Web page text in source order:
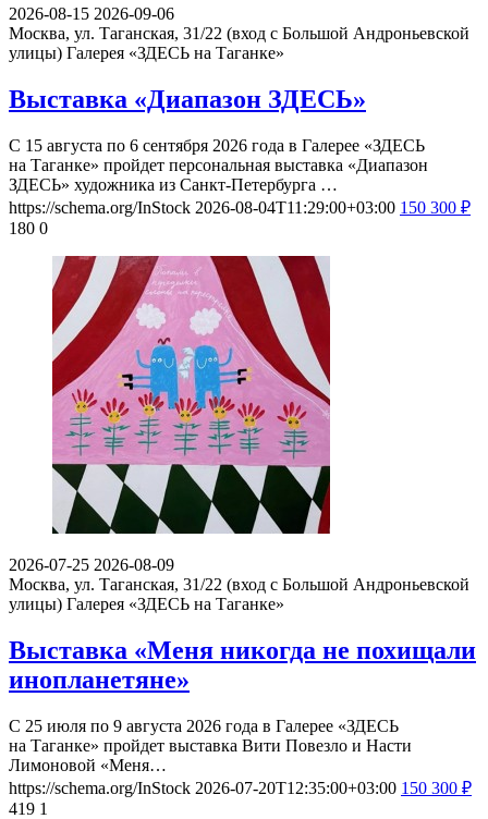
2026-08-15 2026-09-06
Москва, ул. Таганская, 31/22 (вход с Большой Андроньевской
улицы) Галерея «ЗДЕСЬ на Таганке»
Выставка «Диапазон ЗДЕСЬ»
С 15 августа по 6 сентября 2026 года в Галерее «ЗДЕСЬ
на Таганке» пройдет персональная выставка «Диапазон
ЗДЕСЬ» художника из Санкт-Петербурга …
https://schema.org/InStock 2026-08-04T11:29:00+03:00 150 300 ₽
180 0
2026-07-25 2026-08-09
Москва, ул. Таганская, 31/22 (вход с Большой Андроньевской
улицы) Галерея «ЗДЕСЬ на Таганке»
Выставка «Меня никогда не похищали
инопланетяне»
С 25 июля по 9 августа 2026 года в Галерее «ЗДЕСЬ
на Таганке» пройдет выставка Вити Повезло и Насти
Лимоновой «Меня…
https://schema.org/InStock 2026-07-20T12:35:00+03:00 150 300 ₽
419 1